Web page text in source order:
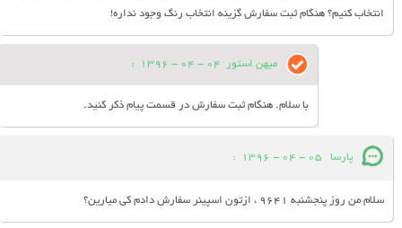
انتخاب کنیم؟ هنگام ثبت سفارش گزینه انتخاب رنگ وجود نداره!
میهن استور 04 - 04 - 1396
:
با سلام. هنگام ثبت سفارش در قسمت پیام ذکر کنید.
پارسا 05 - 04 - 1396
:
سلام من روز پنجشنبه ۹۶۴۱ ، ازتون اسپینر سفارش دادم کی میارین؟